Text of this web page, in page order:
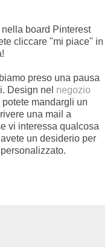
board Pinterest
cliccare "mi piace" in
preso una pausa
Design nel negozio
potete mandargli un
una mail a
vi interessa qualcosa
un desiderio per